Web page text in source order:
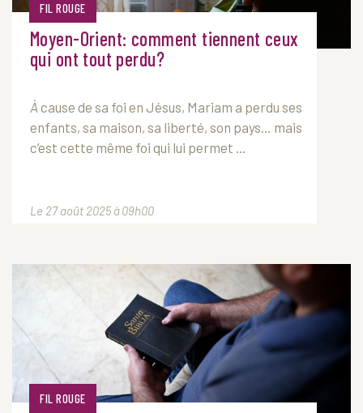
FIL ROUGE
Moyen-Orient: comment tiennent ceux
qui ont tout perdu?
À cause de sa foi en Jésus, Mariam a perdu ses
enfants, sa maison, sa liberté, son pays… mais
c’est cette même foi qui lui permet ...
Le 27 août 2025 à 09h00
FIL ROUGE